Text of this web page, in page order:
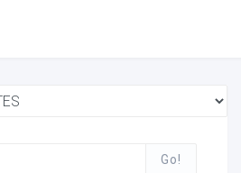
Go!